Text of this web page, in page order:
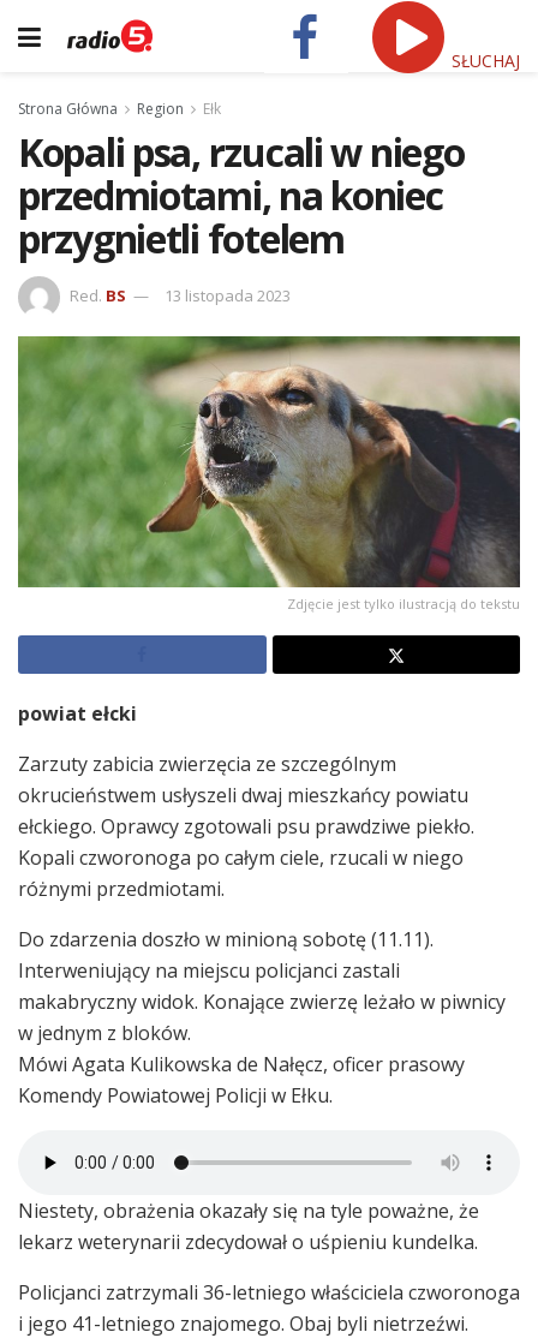
SŁUCHAJ
Strona Główna Region Ełk
Kopali psa, rzucali w niego
przedmiotami, na koniec
przygnietli fotelem
Red. BS 13 listopada 2023
Zdjęcie jest tylko ilustracją do tekstu
powiat ełcki
Zarzuty zabicia zwierzęcia ze szczególnym
okrucieństwem usłyszeli dwaj mieszkańcy powiatu
ełckiego. Oprawcy zgotowali psu prawdziwe piekło.
Kopali czworonoga po całym ciele, rzucali w niego
różnymi przedmiotami.
Do zdarzenia doszło w minioną sobotę (11.11).
Interweniujący na miejscu policjanci zastali
makabryczny widok. Konające zwierzę leżało w piwnicy
w jednym z bloków.
Mówi Agata Kulikowska de Nałęcz, oficer prasowy
Komendy Powiatowej Policji w Ełku.
Niestety, obrażenia okazały się na tyle poważne, że
lekarz weterynarii zdecydował o uśpieniu kundelka.
Policjanci zatrzymali 36-letniego właściciela czworonoga
i jego 41-letniego znajomego. Obaj byli nietrzeźwi.